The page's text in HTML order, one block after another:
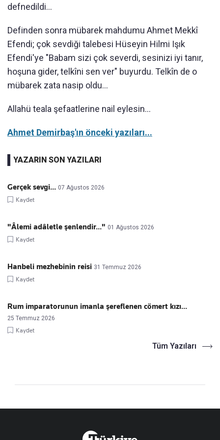
defnedildi...
Definden sonra mübarek mahdumu Ahmet Mekkî
Efendi; çok sevdiği talebesi Hüseyin Hilmi Işık
Efendi'ye "Babam sizi çok severdi, sesinizi iyi tanır,
hoşuna gider, telkîni sen ver" buyurdu. Telkîn de o
mübarek zata nasip oldu...
Allahü teala şefaatlerine nail eylesin...
Ahmet Demirbaş'ın önceki yazıları...
YAZARIN SON YAZILARI
Gerçek sevgi... 07 Ağustos 2026
Kaydet
"Âlemi adâletle şenlendir..." 01 Ağustos 2026
Kaydet
Hanbeli mezhebinin reisi 31 Temmuz 2026
Kaydet
Rum imparatorunun imanla şereflenen cömert kızı...
25 Temmuz 2026
Kaydet
Tüm Yazıları